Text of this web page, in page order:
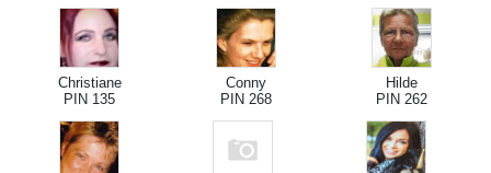
Christiane
PIN 135
Conny
PIN 268
Hilde
PIN 262